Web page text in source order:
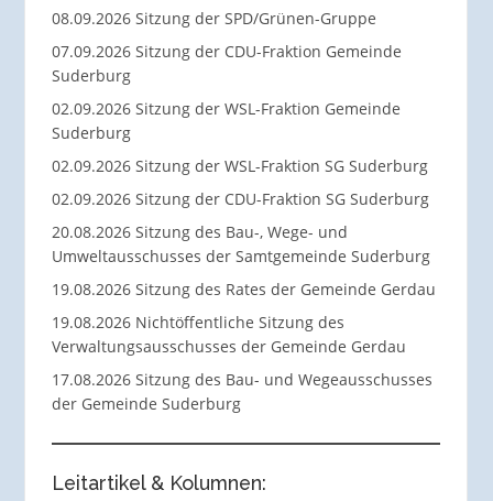
08.09.2026 Sitzung der SPD/Grünen-Gruppe
07.09.2026 Sitzung der CDU-Fraktion Gemeinde
Suderburg
02.09.2026 Sitzung der WSL-Fraktion Gemeinde
Suderburg
02.09.2026 Sitzung der WSL-Fraktion SG Suderburg
02.09.2026 Sitzung der CDU-Fraktion SG Suderburg
20.08.2026 Sitzung des Bau-, Wege- und
Umweltausschusses der Samtgemeinde Suderburg
19.08.2026 Sitzung des Rates der Gemeinde Gerdau
19.08.2026 Nichtöffentliche Sitzung des
Verwaltungsausschusses der Gemeinde Gerdau
17.08.2026 Sitzung des Bau- und Wegeausschusses
der Gemeinde Suderburg
Leitartikel & Kolumnen: